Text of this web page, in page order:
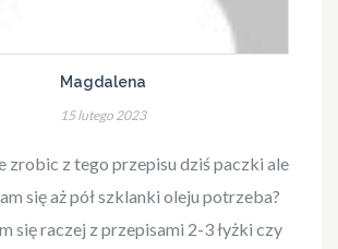
Magdalena
15 lutego 2023
zrobic z tego przepisu dziś paczki ale
się aż pół szklanki oleju potrzeba?
się raczej z przepisami 2-3 łyżki czy